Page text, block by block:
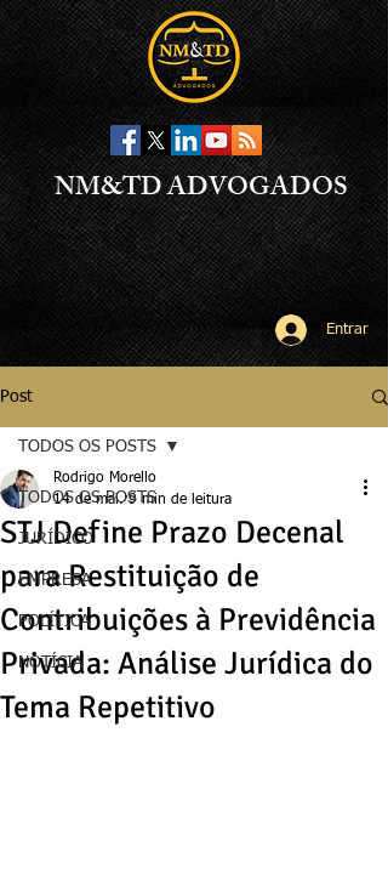
NM&TD ADVOGADOS
Entrar
Post
TODOS OS POSTS
JURÍDICO
EMPRESA
POLÍTICA
NOTÍCIA
TODOS OS POSTS
STJ Define Prazo Decenal
para Restituição de
Contribuições à Previdência
Privada: Análise Jurídica do
Tema Repetitivo
Rodrigo Morello
14 de mai. 9 min de leitura